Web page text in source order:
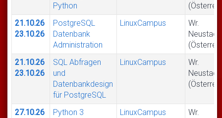
Python
21.10.26
23.10.26
PostgreSQL
Datenbank
Administration
LinuxCampus
Wr.
Neustadt
21.10.26
23.10.26
SQL Abfragen
und
Datenbankdesign
für PostgreSQL
LinuxCampus
Wr.
Neustadt
27.10.26
Python 3
LinuxCampus
Wr.